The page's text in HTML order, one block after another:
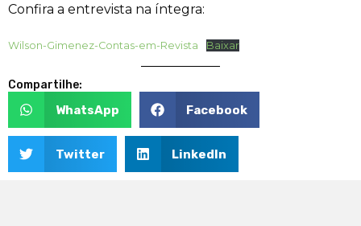
Confira a entrevista na íntegra:
Wilson-Gimenez-Contas-em-Revista Baixar
Compartilhe:
WhatsApp Facebook
Twitter LinkedIn